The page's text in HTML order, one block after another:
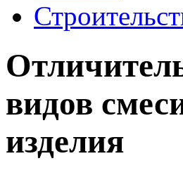
видов
изделия